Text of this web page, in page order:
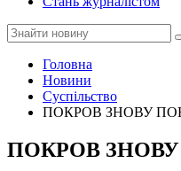
Головна
Новини
Суспільство
ПОКРОВ ЗНОВУ
ПОКРОВ